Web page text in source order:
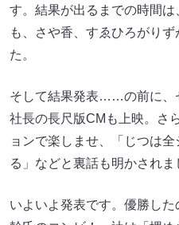
す。結果が出るまでの時間
も、
さや香 、すゑひろがり
た。
そして結果発表……の前に、
社長の長尺版CMも上映。さ
ョンで楽しませ、「じつは
る」などと裏話も明かされま
いよいよ発表です。優勝し